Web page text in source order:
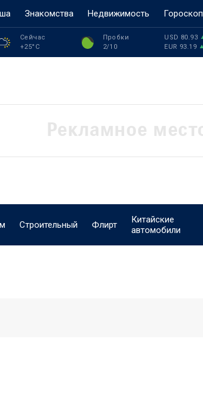
Знакомства Недвижимость Гороскоп
Сейчас
+25°C
Пробки
2/10
USD 80.93
EUR 93.19
Строительный Флирт
Китайские
автомобили